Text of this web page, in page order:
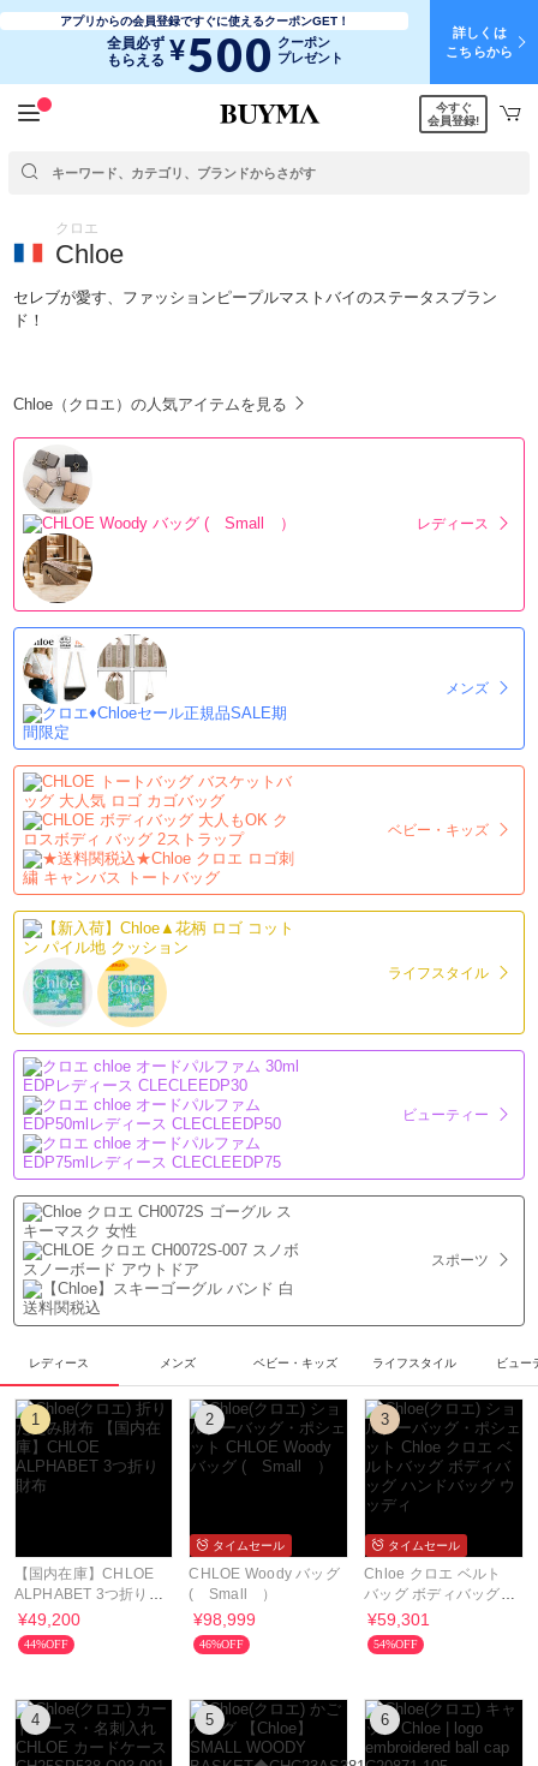
アプリからの会員登録ですぐに使えるクーポンGET！
全員必ず
もらえる ¥500 クーポン
プレゼント
詳しくは
こちらから
今すぐ
会員登録!
クロエ
Chloe
セレブが愛す、ファッションピープルマストバイのステータスブラン
ド！
Chloe（クロエ）の人気アイテムを見る
レディース
メンズ
ベビー・キッズ
ライフスタイル
ビューティー
スポーツ
レディース メンズ ベビー・キッズ ライフスタイル ビュー
1
【国内在庫】CHLOE
ALPHABET 3つ折り財
布
¥49,200
44%OFF
2
タイムセール
CHLOE Woody バッグ
( Small ）
¥98,999
46%OFF
3
タイムセール
Chloe クロエ ベルト
バッグ ボディバッグ
ハンドバッグ ウッディ
¥59,301
54%OFF
4 5 6